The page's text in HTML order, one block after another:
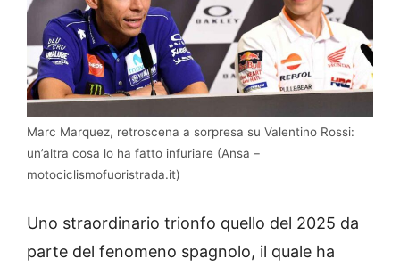
Marc Marquez, retroscena a sorpresa su Valentino Rossi:
un’altra cosa lo ha fatto infuriare (Ansa –
motociclismofuoristrada.it)
Uno straordinario trionfo quello del 2025 da
parte del fenomeno spagnolo, il quale ha